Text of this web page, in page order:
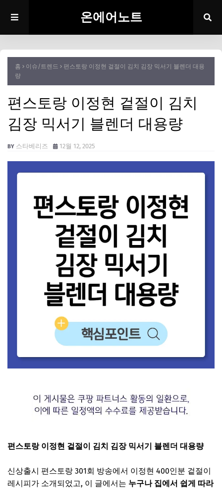
온에어노트
홈 이슈/트렌드
편스토랑 이정현 겉절이 김치 김장 믹서기 블렌더 대용
량
편스토랑 이정현 겉절이 김치
김장 믹서기 블렌더 대용량
스타베리즈 12월 12, 2025
편스토랑 이정현 겉절이 김치 김장 믹서기 블렌더 대용량
신상출시 편스토랑 301회 방송에서 이정현 400인분 겉절이
레시피가 소개되었고, 이 글에서는 누구나 집에서 쉽게 따라